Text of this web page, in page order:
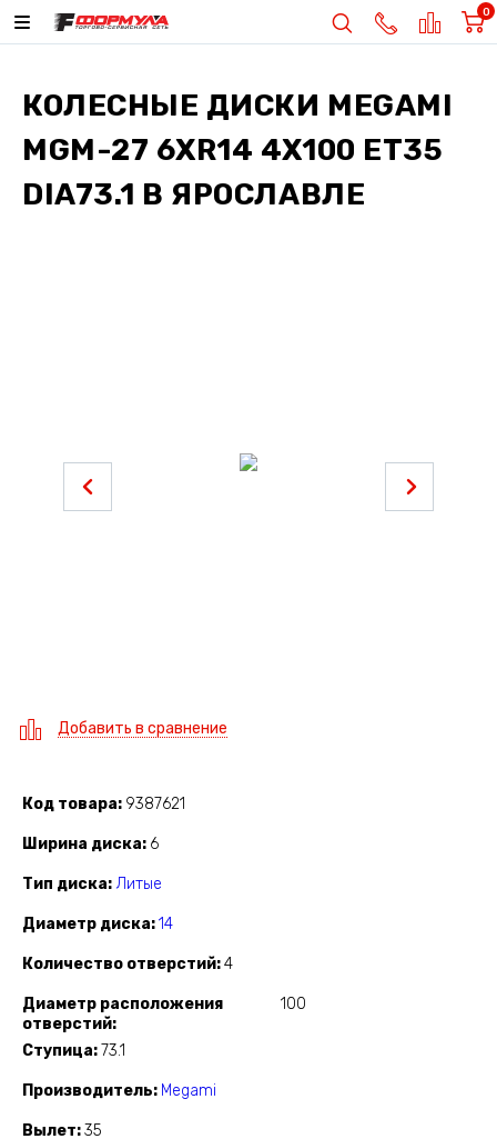
0
КОЛЕСНЫЕ ДИСКИ MEGAMI
MGM-27 6XR14 4X100 ET35
DIA73.1 В ЯРОСЛАВЛЕ
Добавить в сравнение
Код товара 9387621
Ширина диска 6
Тип диска Литые
Диаметр диска 14
Количество отверстий 4
Диаметр расположения
отверстий
100
Ступица 73.1
Производитель Megami
Вылет 35